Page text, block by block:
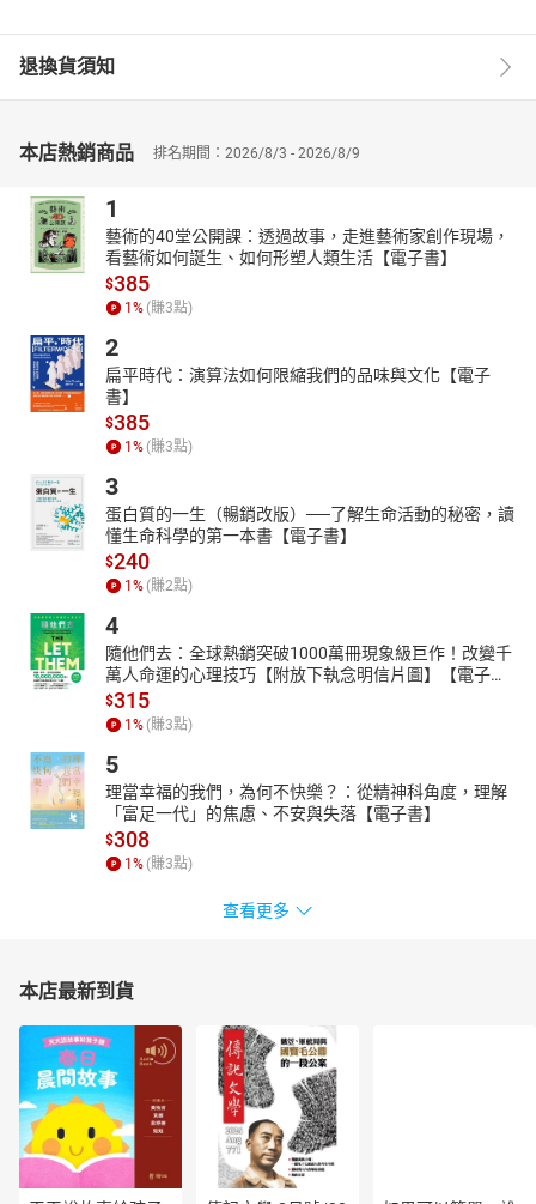
退換貨須知
本店熱銷商品 排名期間：2026/8/3 - 2026/8/9
1
藝術的40堂公開課：透過故事，走進藝術家創作現場，
看藝術如何誕生、如何形塑人類生活【電子書】
$385
1% (賺3點)
2
扁平時代：演算法如何限縮我們的品味與文化【電子
書】
$385
1% (賺3點)
3
蛋白質的一生（暢銷改版）──了解生命活動的秘密，讀
懂生命科學的第一本書【電子書】
$240
1% (賺2點)
4
隨他們去：全球熱銷突破1000萬冊現象級巨作！改變千
萬人命運的心理技巧【附放下執念明信片圖】【電子
書】
$315
1% (賺3點)
5
理當幸福的我們，為何不快樂？：從精神科角度，理解
「富足一代」的焦慮、不安與失落【電子書】
$308
1% (賺3點)
查看更多
本店最新到貨